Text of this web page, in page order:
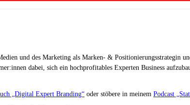
und des Marketing als Marken- &
dabei, sich ein hochprofitables Experten Business
„Digital Expert Branding“ oder stöbere in meinem Podcast